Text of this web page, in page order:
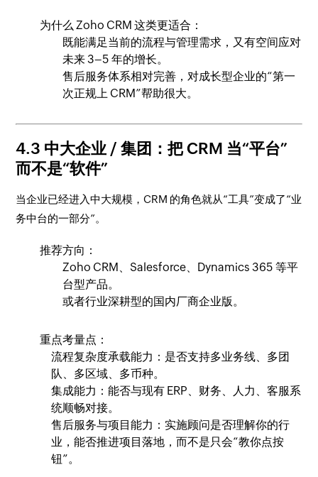
为什么 Zoho CRM 这类更适合：
既能满足当前的流程与管理需求，又有空间应对
未来 3–5 年的增长。
售后服务体系相对完善，对成长型企业的“第一
次正规上 CRM”帮助很大。
4.3 中大企业 / 集团：把 CRM 当“平台”
而不是“软件”
当企业已经进入中大规模，CRM 的角色就从“工具”变成了“业
务中台的一部分”。
推荐方向：
Zoho CRM、Salesforce、Dynamics 365 等平
台型产品。
或者行业深耕型的国内厂商企业版。
重点考量点：
流程复杂度承载能力：是否支持多业务线、多团
队、多区域、多币种。
集成能力：能否与现有 ERP、财务、人力、客服系
统顺畅对接。
售后服务与项目能力：实施顾问是否理解你的行
业，能否推进项目落地，而不是只会“教你点按
钮”。